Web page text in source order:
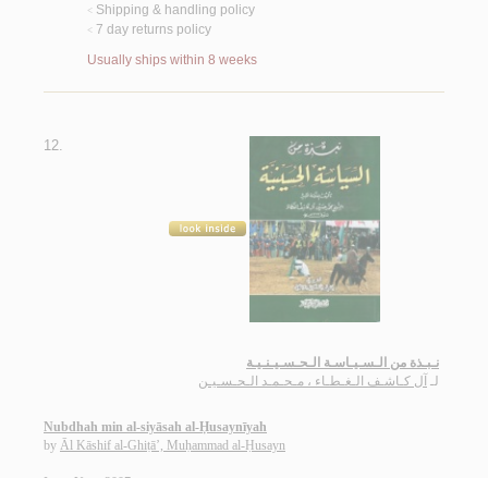
< Shipping & handling policy
< 7 day returns policy
Usually ships within 8 weeks
12.
نـبـذة من الـسـيـاسـة الـحـسـيـنـيـة
لـ آل كـاشـف الـغـطـاء ، مـحـمـد الـحـسـيـن
Nubdhah min al-siyāsah al-Ḥusaynīyah
by Āl Kāshif al-Ghiṭā’, Muḥammad al-Ḥusayn